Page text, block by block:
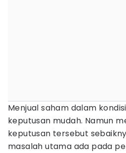
Menjual saham dalam
keputusan mudah. Namun
keputusan tersebut
masalah utama ada pada